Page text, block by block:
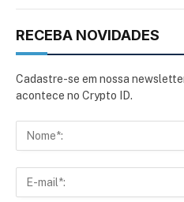
RECEBA NOVIDADES
Cadastre-se em nossa
acontece no Crypto ID.